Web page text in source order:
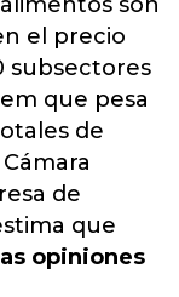
el precio
subsectores
que pesa
de
de
que
opiniones